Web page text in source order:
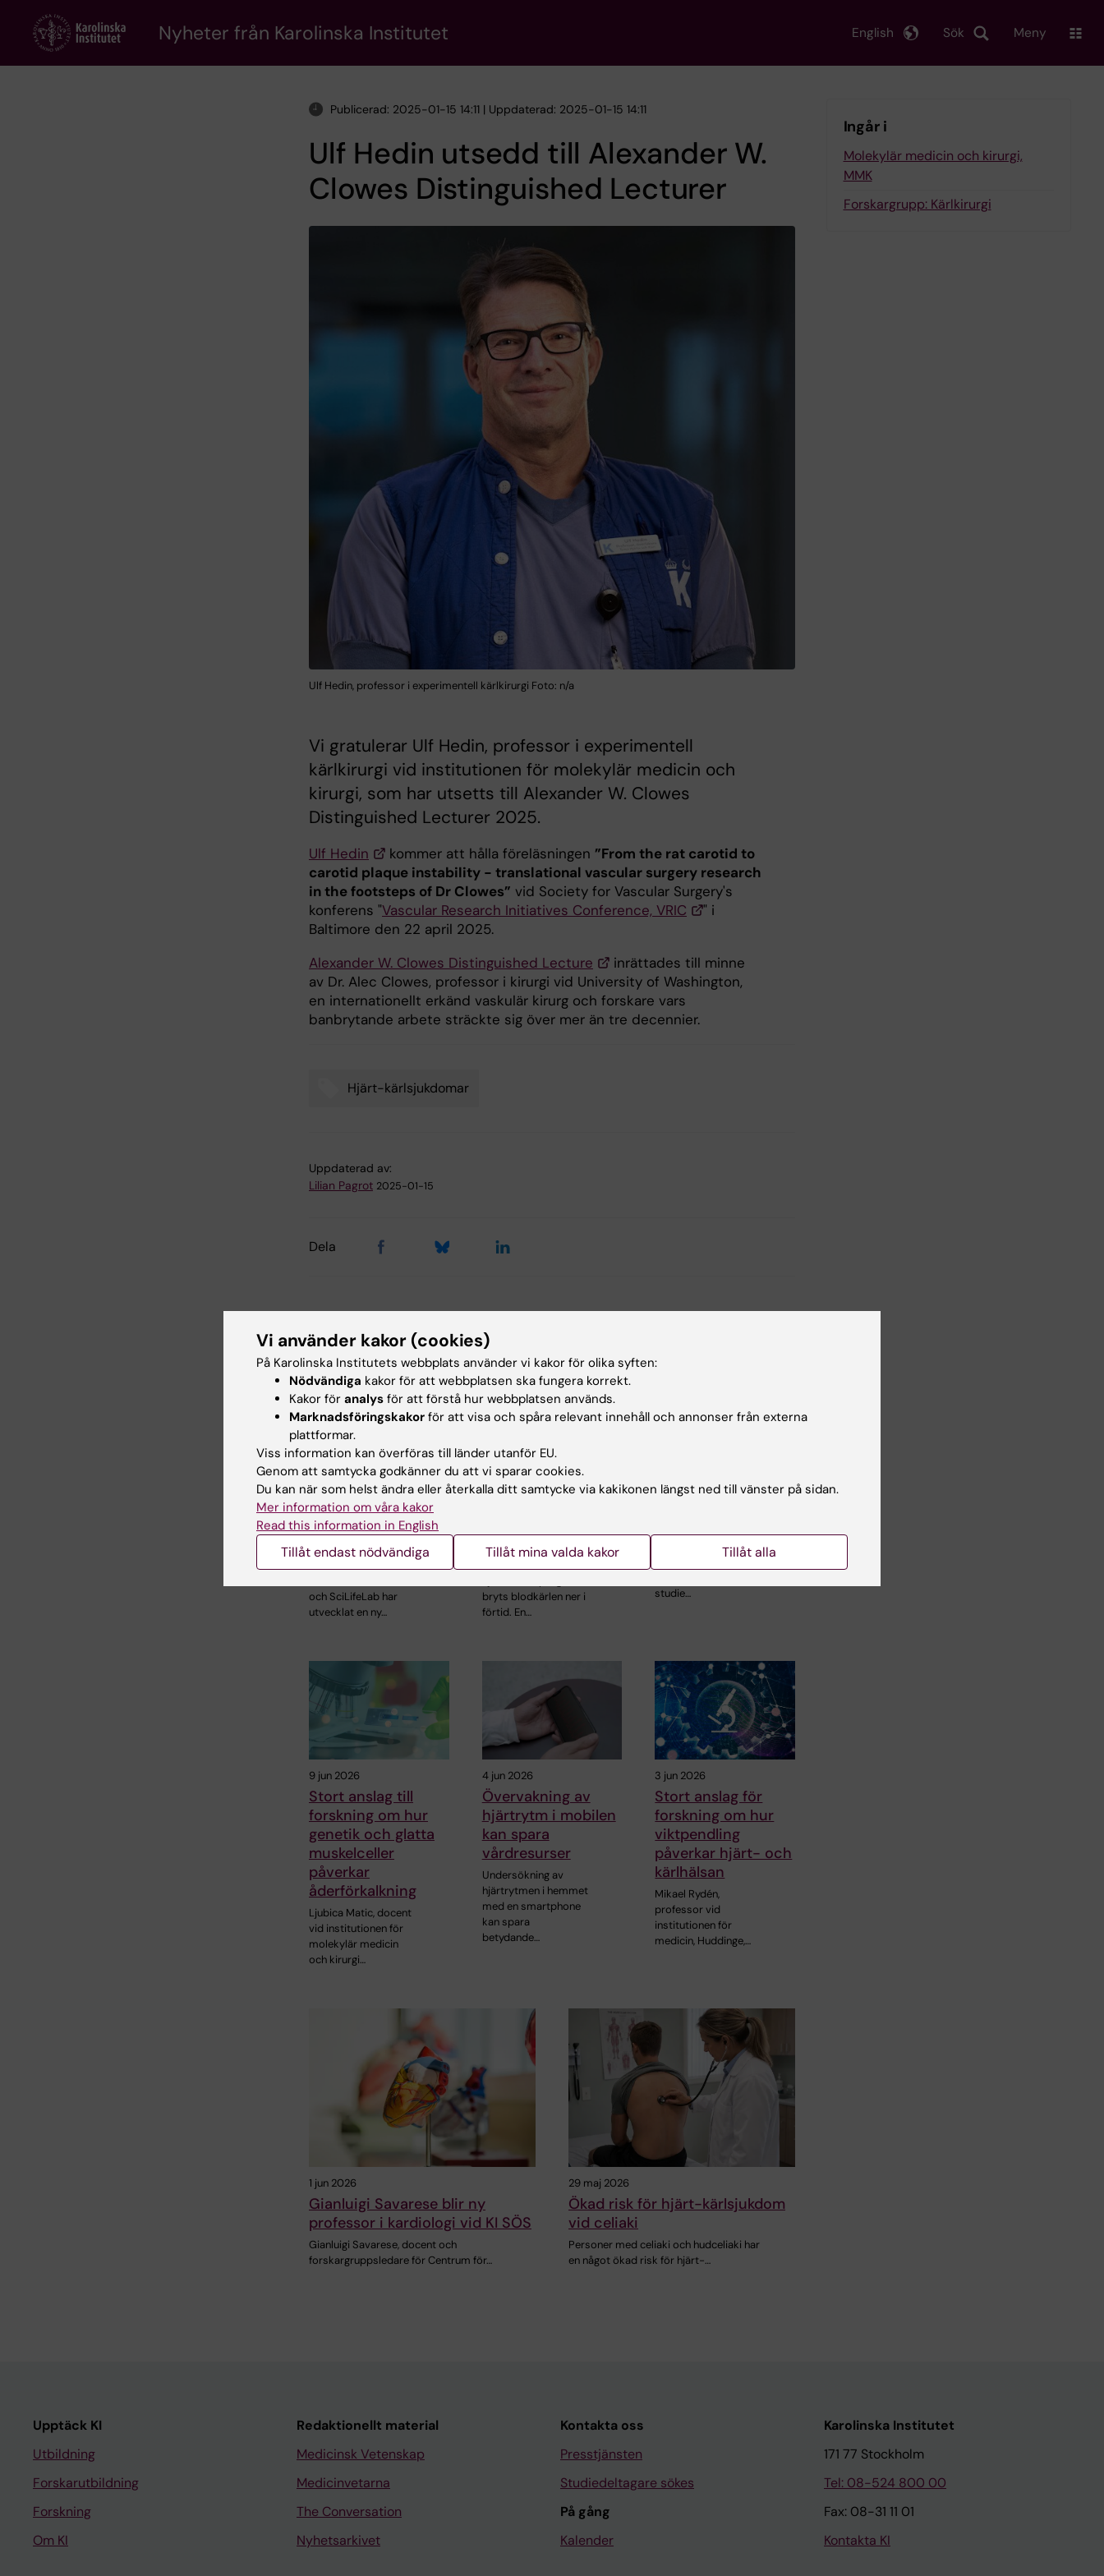
content
Nyheter från Karolinska Institutet Sök
English Meny
Publicerad: 2025-01-15 14:11 | Uppdaterad: 2025-01-15 14:11
Ulf Hedin utsedd till Alexander W.
Clowes Distinguished Lecturer
Ulf Hedin, professor i experimentell kärlkirurgi Foto: n/a
Vi gratulerar Ulf Hedin, professor i experimentell
kärlkirurgi vid institutionen för molekylär medicin och
kirurgi, som har utsetts till Alexander W. Clowes
Distinguished Lecturer 2025.
Ulf Hedin kommer att hålla föreläsningen ”From the rat carotid to
carotid plaque instability - translational vascular surgery research
in the footsteps of Dr Clowes” vid Society for Vascular Surgery's
konferens "Vascular Research Initiatives Conference, VRIC
" i
Baltimore den 22 april 2025.
Alexander W. Clowes Distinguished Lecture
inrättades till minne
av Dr. Alec Clowes, professor i kirurgi vid University of Washington,
en internationellt erkänd vaskulär kirurg och forskare vars
banbrytande arbete sträckte sig över mer än tre decennier.
Hjärt-kärlsjukdomar
Uppdaterad av:
Lilian Pagrot 2025-01-15
Dela
6 aug 2026
Ny metod skiljer
mellan friska och
sjuka immunceller i
blodprov
och SciLifeLab har
utvecklat en ny…
31 jul 2026
Somatiska
progeria
bryts blodkärlen ner i
förtid. En…
Nytt läkemedel mot
Ett nytt läkemedel
som tas i tablettform
studie…
9 jun 2026
Stort anslag till
forskning om hur
genetik och glatta
muskelceller
påverkar
åderförkalkning
Ljubica Matic, docent
vid institutionen för
molekylär medicin
och kirurgi…
4 jun 2026
Övervakning av
hjärtrytm i mobilen
kan spara
vårdresurser
Undersökning av
hjärtrytmen i hemmet
med en smartphone
kan spara
betydande…
3 jun 2026
Stort anslag för
forskning om hur
viktpendling
påverkar hjärt- och
kärlhälsan
Mikael Rydén,
professor vid
institutionen för
medicin, Huddinge,…
1 jun 2026
Gianluigi Savarese blir ny
professor i kardiologi vid KI SÖS
Gianluigi Savarese, docent och
forskargruppsledare för Centrum för…
29 maj 2026
Ökad risk för hjärt-kärlsjukdom
vid celiaki
Personer med celiaki och hudceliaki har
en något ökad risk för hjärt-…
Ingår i
Molekylär medicin och kirurgi,
MMK
Forskargrupp: Kärlkirurgi
Upptäck KI
Utbildning
Forskarutbildning
Forskning
Om KI
Redaktionellt material
Medicinsk Vetenskap
Medicinvetarna
The Conversation
Nyhetsarkivet
Kontakta oss
Presstjänsten
Studiedeltagare sökes
På gång
Kalender
Karolinska Institutet
171 77 Stockholm
Tel: 08-524 800 00
Fax: 08-31 11 01
Kontakta KI
Vi använder kakor (cookies)
På Karolinska Institutets webbplats använder vi kakor för olika syften:
Nödvändiga kakor för att webbplatsen ska fungera korrekt.
Kakor för analys för att förstå hur webbplatsen används.
Marknadsföringskakor för att visa och spåra relevant innehåll och annonser från externa
plattformar.
Viss information kan överföras till länder utanför EU.
Genom att samtycka godkänner du att vi sparar cookies.
Du kan när som helst ändra eller återkalla ditt samtycke via kakikonen längst ned till vänster på sidan.
Mer information om våra kakor
Read this information in English
Tillåt endast nödvändiga Tillåt mina valda kakor Tillåt alla